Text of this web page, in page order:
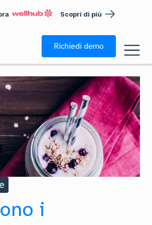
Scopri di più
Richiedi demo
i